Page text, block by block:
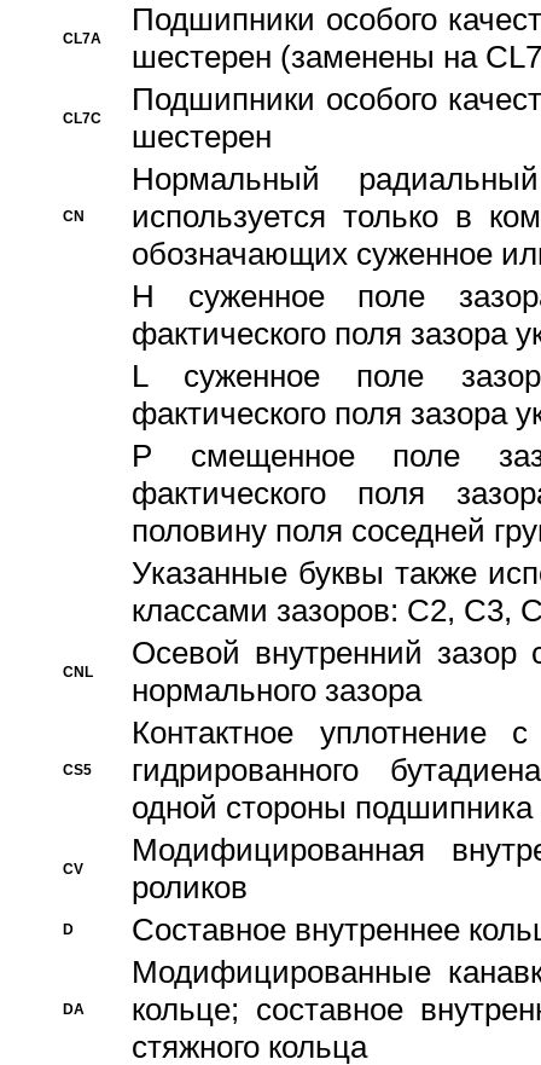
CL7A
Подшипники особого
шестерен (заменены на
CL7C
Подшипники особого
шестерен
CN
Hормальный
используется только в
обозначающих суженное
H суженное поле
фактического поля зазора
L суженное поле
фактического поля зазора
P смещенное поле
фактического поля
половину поля соседней
Указанные буквы также
классами зазоров: С2,
CNL
Осевой внутренний зазор
нормального зазора
CS5
Контактное уплотнение
гидрированного
одной стороны подшипника
CV
Модифицированная
роликов
D Составное внутреннее
DA
Модифицированные
кольце; составное
стяжного кольца